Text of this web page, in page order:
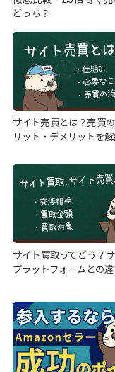
どっち？
サイト売買とは？売買
リット・デメリットを
サイト買取ってどう？
プラットフォームとの